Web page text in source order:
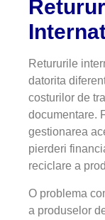
Retururile
datorita
costurilor de
documentare.
gestionarea
pierderi
reciclare a
O problema
a produselor